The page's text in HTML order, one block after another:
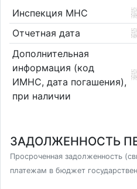
Инспекция МНС
Отчетная дата
Дополнительная
информация (код
ИМНС, дата погашения),
при наличии
ЗАДОЛЖЕННОСТЬ
Просроченная задолженность
платежам в бюджет